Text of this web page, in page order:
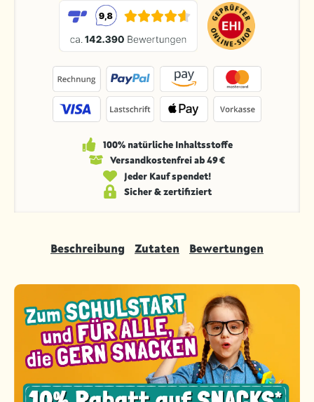
100% natürliche Inhaltsstoffe
Versandkosten­frei ab 49 €
Jeder Kauf spendet!
Sicher & zertifiziert
Beschreibung Zutaten Bewertungen